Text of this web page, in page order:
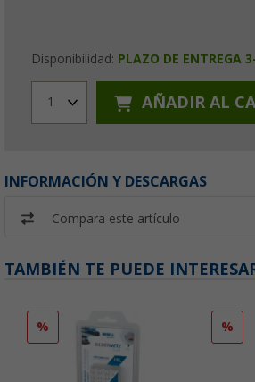
Disponibilidad: PLAZO DE ENTREGA
1 AÑADIR AL
INFORMACIÓN Y DESCARGAS
Compara este artículo
TAMBIÉN TE PUEDE
% %